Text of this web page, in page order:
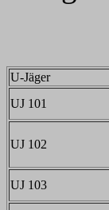
U-Jäger
UJ 101
UJ 102
UJ 103